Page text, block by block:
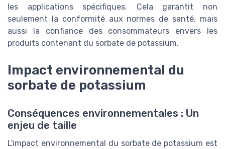
les applications spécifiques. Cela garantit non
seulement la conformité aux normes de santé, mais
aussi la confiance des consommateurs envers les
produits contenant du sorbate de potassium.
Impact environnemental du
sorbate de potassium
Conséquences environnementales : Un
enjeu de taille
L'impact environnemental du sorbate de potassium est